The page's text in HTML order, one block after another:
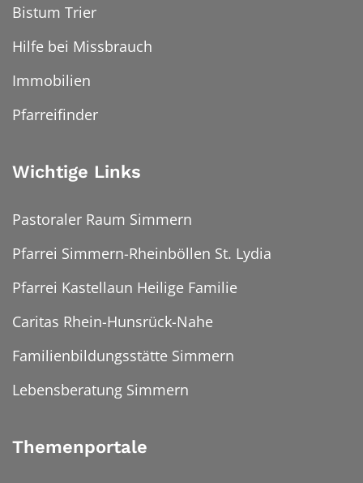
Bistum Trier
Hilfe bei Missbrauch
Immobilien
Pfarreifinder
Wichtige Links
Pastoraler Raum Simmern
Pfarrei Simmern-Rheinböllen St. Lydia
Pfarrei Kastellaun Heilige Familie
Caritas Rhein-Hunsrück-Nahe
Familienbildungsstätte Simmern
Lebensberatung Simmern
Themenportale